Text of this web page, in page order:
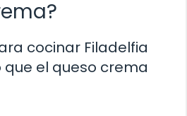
cocinar Filadelfia
que el queso crema